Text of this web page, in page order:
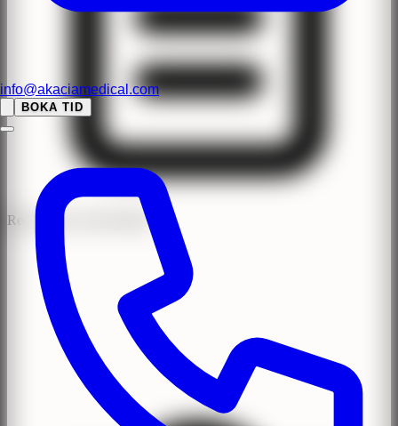
info@akaciamedical.com
BOKA TID
Recensioner med BankID